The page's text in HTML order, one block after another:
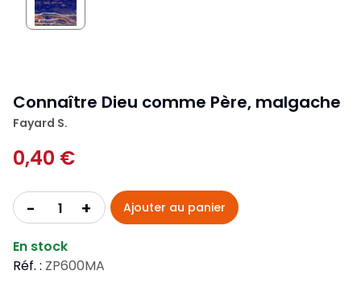
Connaître Dieu comme Père, malgache
Fayard S.
0,40 €
- + Ajouter au panier
En stock
Réf. : ZP600MA